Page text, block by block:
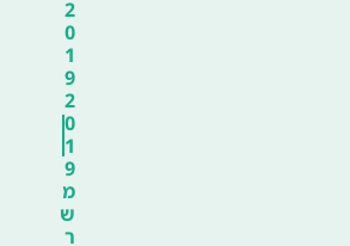
2
0
1
9
2
0
1
9
מ
ש
ר